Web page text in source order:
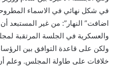
في شكل نهائي في الاسماء
اضافت” النهار”: من غير المستبعد أن
والعسكرية في الجلسة المرتقبة
ولكن على قاعدة التوافق بين
خلافات على طاولة المجلس. وعلم